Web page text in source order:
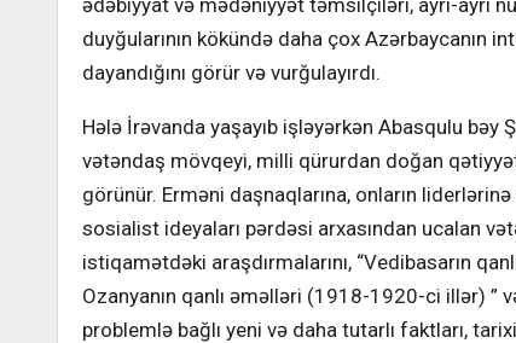
ədəbiyyat və mədəniyyət təmsilçiləri, ayrı-ayrı
duyğularının kökündə daha çox Azərbaycanın
dayandığını görür və vurğulayırdı.
Hələ İrəvanda yaşayıb işləyərkən Abasqulu
vətəndaş mövqeyi, milli qürurdan doğan
görünür. Erməni daşnaqlarına, onların
sosialist ideyaları pərdəsi arxasından ucalan
istiqamətdəki araşdırmalarını, “Vedibasarın
Ozanyanın qanlı əməlləri (1918-1920-ci illər)
problemlə bağlı yeni və daha tutarlı faktları,